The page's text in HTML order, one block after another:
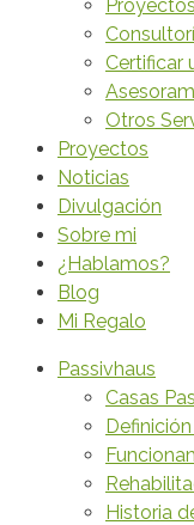
Certificar
Otros
Proyectos
Noticias
Divulgación
Sobre mi
¿Hablamos?
Blog
Mi Regalo
Passivhaus
Casas
Historia